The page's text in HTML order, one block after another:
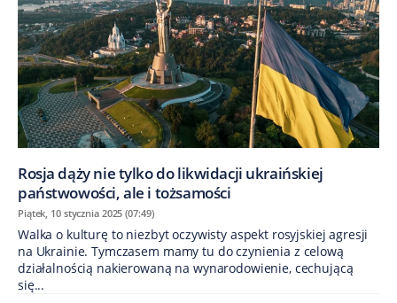
Rosja dąży nie tylko do likwidacji ukraińskiej
państwowości, ale i tożsamości
Piątek, 10 stycznia 2025 (07:49)
Walka o kulturę to niezbyt oczywisty aspekt rosyjskiej agresji
na Ukrainie. Tymczasem mamy tu do czynienia z celową
działalnością nakierowaną na wynarodowienie, cechującą
się...